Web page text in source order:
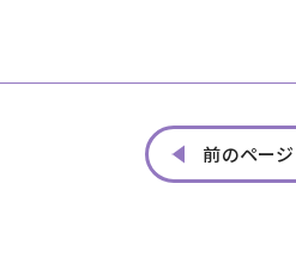
前のページ